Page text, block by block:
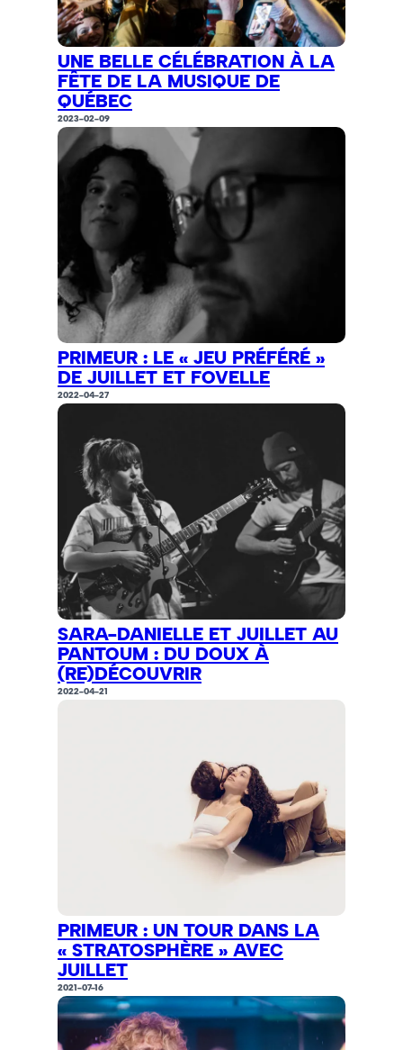
UNE BELLE CÉLÉBRATION À LA
FÊTE DE LA MUSIQUE DE
QUÉBEC
2023-02-09
PRIMEUR : LE « JEU PRÉFÉRÉ »
DE JUILLET ET FOVELLE
2022-04-27
SARA-DANIELLE ET JUILLET AU
PANTOUM : DU DOUX À
(RE)DÉCOUVRIR
2022-04-21
PRIMEUR : UN TOUR DANS LA
« STRATOSPHÈRE » AVEC
JUILLET
2021-07-16